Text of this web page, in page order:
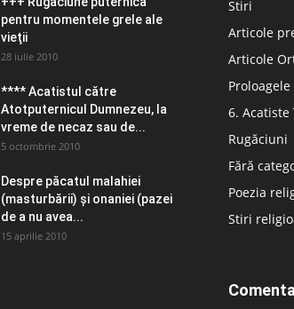
pentru momentele grele ale
vieţii
28 iulie 2010
**** Acatistul către
Atotputernicul Dumnezeu, la
vreme de necaz sau de...
5 octombrie 2010
Despre păcatul malahiei
(masturbării) şi onaniei (pazei
de a nu avea...
15 aprilie 2010
Stiri
Articole
Articole
6.
Rugăciuni
Fără
Poezia
Stiri